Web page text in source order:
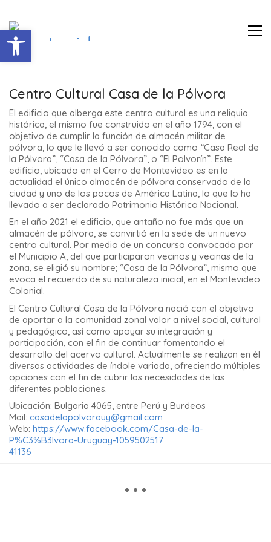
Centro Cultural Casa de la Pólvora
El edificio que alberga este centro cultural es una reliquia
histórica, el mismo fue construido en el año 1794, con el
objetivo de cumplir la función de almacén militar de
pólvora, lo que le llevó a ser conocido como “Casa Real de
la Pólvora”, “Casa de la Pólvora”, o “El Polvorín”. Este
edificio, ubicado en el Cerro de Montevideo es en la
actualidad el único almacén de pólvora conservado de la
ciudad y uno de los pocos de América Latina, lo que lo ha
llevado a ser declarado Patrimonio Histórico Nacional.
En el año 2021 el edificio, que antaño no fue más que un
almacén de pólvora, se convirtió en la sede de un nuevo
centro cultural. Por medio de un concurso convocado por
el Municipio A, del que participaron vecinos y vecinas de la
zona, se eligió su nombre; “Casa de la Pólvora”, mismo que
evoca el recuerdo de su naturaleza inicial, en el Montevideo
Colonial.
El Centro Cultural Casa de la Pólvora nació con el objetivo
de aportar a la comunidad zonal valor a nivel social, cultural
y pedagógico, así como apoyar su integración y
participación, con el fin de continuar fomentando el
desarrollo del acervo cultural. Actualmente se realizan en él
diversas actividades de índole variada, ofreciendo múltiples
opciones con el fin de cubrir las necesidades de las
diferentes poblaciones.
Ubicación: Bulgaria 4065, entre Perú y Burdeos
Mail: casadelapolvorauy@gmail.com
Web: https://www.facebook.com/Casa-de-la-
P%C3%B3lvora-Uruguay-1059502517
41136
Abrir barra de herramientas